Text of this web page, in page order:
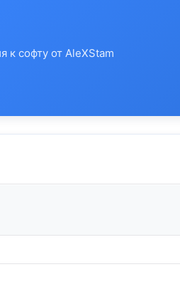
к софту от AleXStam